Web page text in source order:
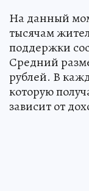
На данный
тысячам
поддержки
Средний
рублей. В
которую
зависит от